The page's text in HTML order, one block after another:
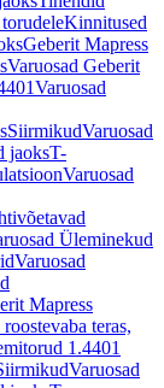
Kinnitused
Geberit Mapress
Varuosad Geberit
Varuosad
SiirmikudVaruosad
jaoksT-
Varuosad
Üleminekud
Varuosad
Mapress
teras,
1.4401
Varuosad